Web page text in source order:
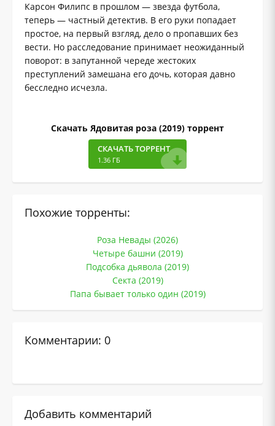
Карсон Филипс в прошлом — звезда футбола,
теперь — частный детектив. В его руки попадает
простое, на первый взгляд, дело о пропавших без
вести. Но расследование принимает неожиданный
поворот: в запутанной череде жестоких
преступлений замешана его дочь, которая давно
бесследно исчезла.
Скачать Ядовитая роза (2019) торрент
СКАЧАТЬ ТОРРЕНТ
1.36 ГБ
Похожие торренты:
Роза Невады (2026)
Четыре башни (2019)
Подсобка дьявола (2019)
Секта (2019)
Папа бывает только один (2019)
Комментарии: 0
Добавить комментарий